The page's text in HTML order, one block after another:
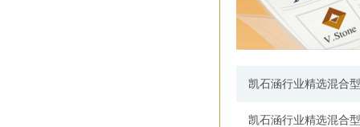
凯石涵行业精选混合
凯石涵行业精选混合